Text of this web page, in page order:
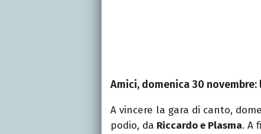
Amici, domenica 30
A vincere la gara di canto,
podio, da Riccardo e Plasma. A